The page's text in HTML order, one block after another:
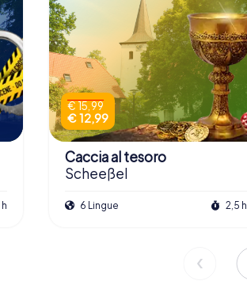
€ 15,99
€ 12,99
Caccia al tesoro
Scheeßel
6 Lingue 2,5 h